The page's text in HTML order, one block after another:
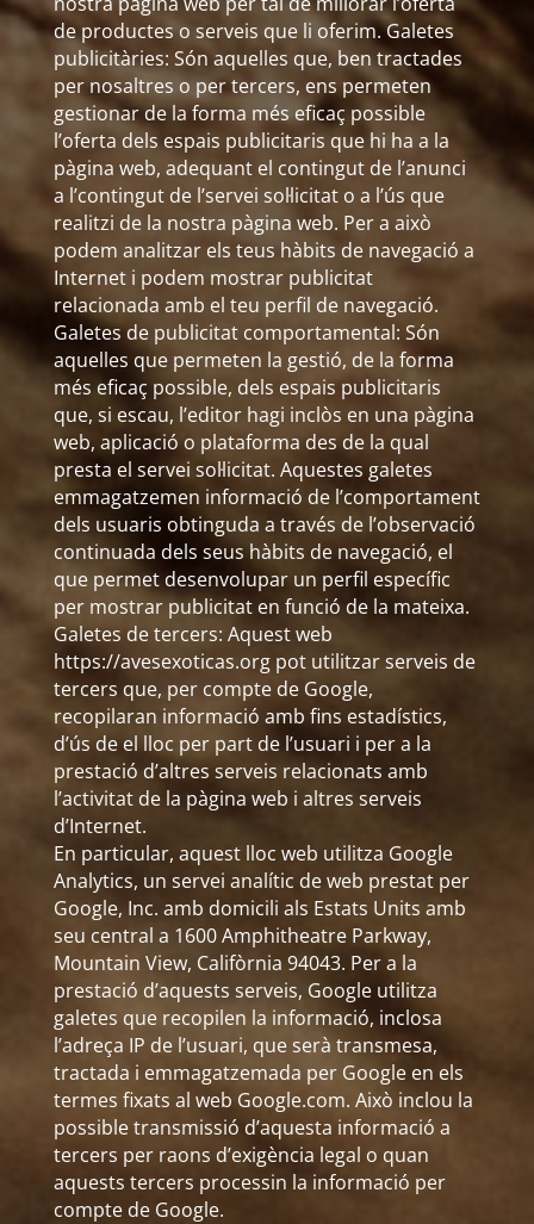
de productes o serveis que li oferim. Galetes
publicitàries: Són aquelles que, ben tractades
per nosaltres o per tercers, ens permeten
gestionar de la forma més eficaç possible
l’oferta dels espais publicitaris que hi ha a la
pàgina web, adequant el contingut de l’anunci
a l’contingut de l’servei sol·licitat o a l’ús que
realitzi de la nostra pàgina web. Per a això
podem analitzar els teus hàbits de navegació a
Internet i podem mostrar publicitat
relacionada amb el teu perfil de navegació.
Galetes de publicitat comportamental: Són
aquelles que permeten la gestió, de la forma
més eficaç possible, dels espais publicitaris
que, si escau, l’editor hagi inclòs en una pàgina
web, aplicació o plataforma des de la qual
presta el servei sol·licitat. Aquestes galetes
emmagatzemen informació de l’comportament
dels usuaris obtinguda a través de l’observació
continuada dels seus hàbits de navegació, el
que permet desenvolupar un perfil específic
per mostrar publicitat en funció de la mateixa.
Galetes de tercers: Aquest web
https://avesexoticas.org pot utilitzar serveis de
tercers que, per compte de Google,
recopilaran informació amb fins estadístics,
d’ús de el lloc per part de l’usuari i per a la
prestació d’altres serveis relacionats amb
l’activitat de la pàgina web i altres serveis
d’Internet.
En particular, aquest lloc web utilitza Google
Analytics, un servei analític de web prestat per
Google, Inc. amb domicili als Estats Units amb
seu central a 1600 Amphitheatre Parkway,
Mountain View, Califòrnia 94043. Per a la
prestació d’aquests serveis, Google utilitza
galetes que recopilen la informació, inclosa
l’adreça IP de l’usuari, que serà transmesa,
tractada i emmagatzemada per Google en els
termes fixats al web Google.com. Això inclou la
possible transmissió d’aquesta informació a
tercers per raons d’exigència legal o quan
aquests tercers processin la informació per
compte de Google.